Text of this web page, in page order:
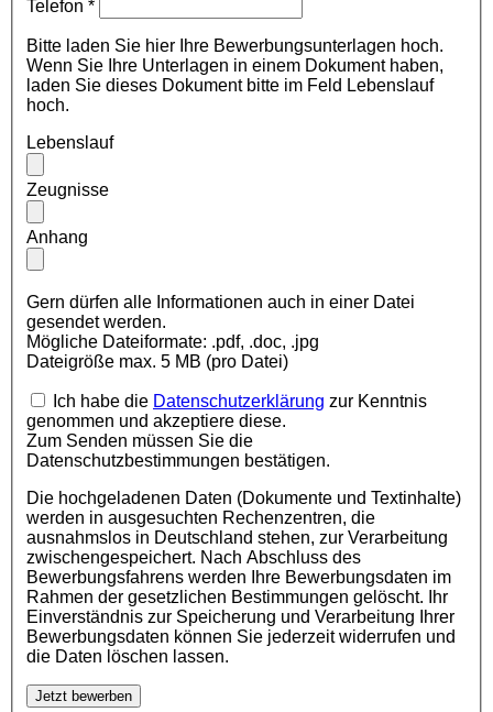
Telefon *
Bitte laden Sie hier Ihre Bewerbungsunterlagen hoch.
Wenn Sie Ihre Unterlagen in einem Dokument haben,
laden Sie dieses Dokument bitte im Feld Lebenslauf
hoch.
Lebenslauf
Zeugnisse
Anhang
Gern dürfen alle Informationen auch in einer Datei
gesendet werden.
Mögliche Dateiformate: .pdf, .doc, .jpg
Dateigröße max. 5 MB (pro Datei)
Ich habe die Datenschutzerklärung zur Kenntnis
genommen und akzeptiere diese.
Zum Senden müssen Sie die
Datenschutzbestimmungen bestätigen.
Die hochgeladenen Daten (Dokumente und Textinhalte)
werden in ausgesuchten Rechenzentren, die
ausnahmslos in Deutschland stehen, zur Verarbeitung
zwischengespeichert. Nach Abschluss des
Bewerbungsfahrens werden Ihre Bewerbungsdaten im
Rahmen der gesetzlichen Bestimmungen gelöscht. Ihr
Einverständnis zur Speicherung und Verarbeitung Ihrer
Bewerbungsdaten können Sie jederzeit widerrufen und
die Daten löschen lassen.